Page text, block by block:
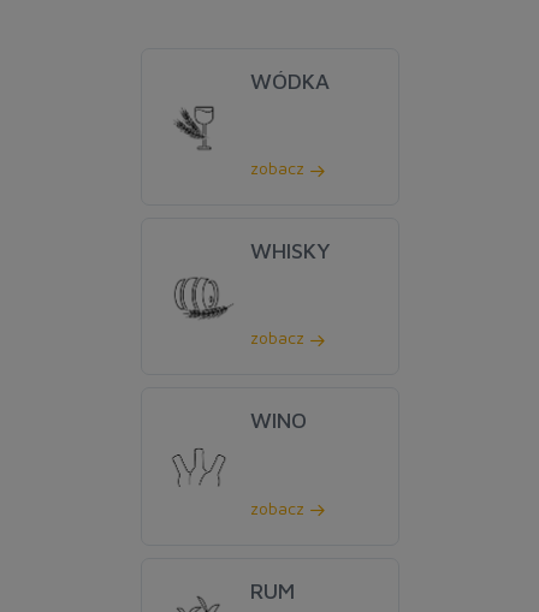
WÓDKA
zobacz
WHISKY
zobacz
WINO
zobacz
RUM